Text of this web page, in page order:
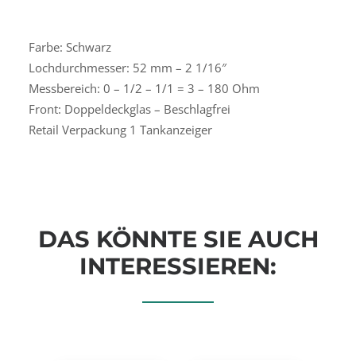
Farbe: Schwarz
Lochdurchmesser: 52 mm – 2 1/16″
Messbereich: 0 – 1/2 – 1/1 = 3 – 180 Ohm
Front: Doppeldeckglas – Beschlagfrei
Retail Verpackung 1 Tankanzeiger
DAS KÖNNTE SIE AUCH
INTERESSIEREN: